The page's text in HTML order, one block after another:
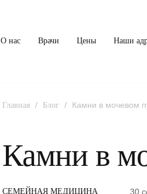
О нас Врачи Цены Наши
Главная / Блог / Камни в мочевом
Камни в
СЕМЕЙНАЯ МЕДИЦИНА 30